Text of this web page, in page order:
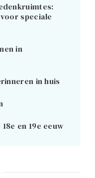
speciale
in
in huis
en 19e eeuw